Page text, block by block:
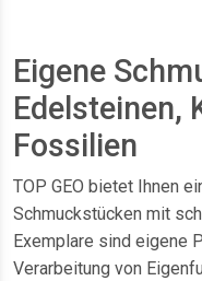
Eigene
Edelsteinen,
Fossilien
TOP GEO bietet Ihnen
Schmuckstücken mit
Exemplare sind eigene
Verarbeitung von